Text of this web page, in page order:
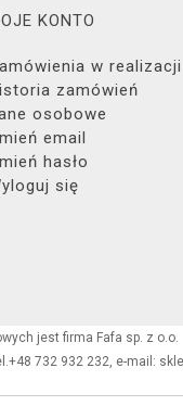
KONTO
w realizacji
zamówień
osobowe
email
hasło
się
jest firma Fafa sp. z o.o.
732 932 232, e-mail: